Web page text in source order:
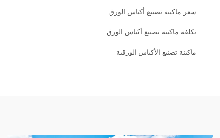
سعر ماكينة تصنيع أكياس الورق
تكلفة ماكينة تصنيع أكياس الورق
ماكينة تصنيع الأكياس الورقية